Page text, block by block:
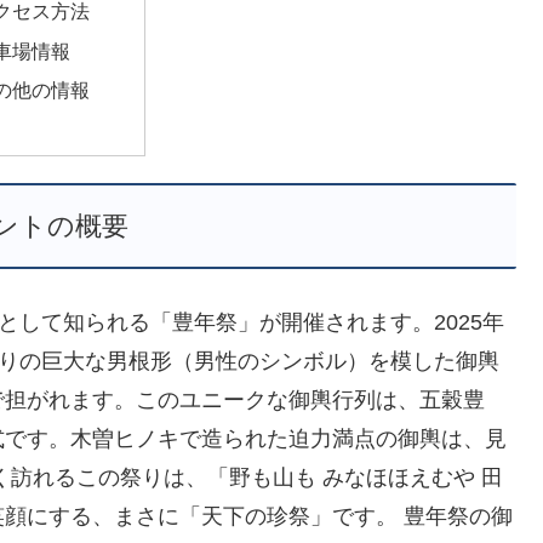
セス方法
場情報
他の情報
トの概要
して知られる「豊年祭」が開催されます。2025年
の巨大な男根形（男性のシンボル）を模した御輿
がれます。このユニークな御輿行列は、五穀豊
す。木曽ヒノキで造られた迫力満点の御輿は、見
れるこの祭りは、「野も山も みなほほえむや 田
にする、まさに「天下の珍祭」です。 豊年祭の御